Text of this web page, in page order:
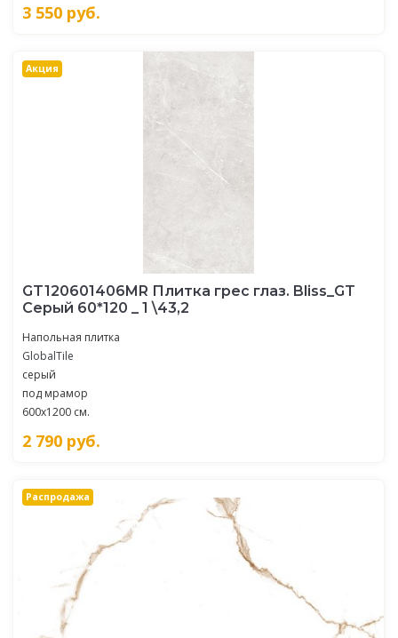
3 550 руб.
Акция
GT120601406MR Плитка грес глаз. Bliss_GT
Серый 60*120 _ 1 \43,2
Напольная плитка
GlobalTile
серый
под мрамор
600x1200 см.
2 790 руб.
Распродажа